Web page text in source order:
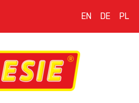
EN DE PL